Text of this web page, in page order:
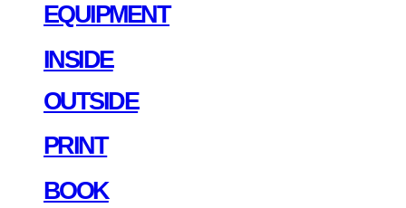
EQUIPMENT
INSIDE
OUTSIDE
PRINT
BOOK